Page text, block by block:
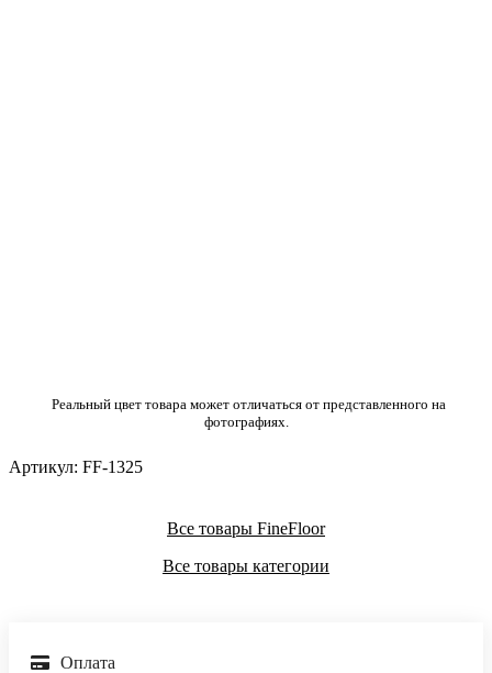
Реальный цвет товара может отличаться от представленного на
фотографиях.
Артикул: FF-1325
Все товары FineFloor
Все товары категории
Оплата